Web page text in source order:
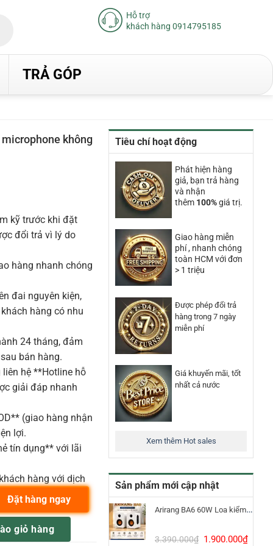
Hỗ trợ
khách hàng 0914795185
TRẢ GÓP
Tiêu chí hoạt động
Phát hiện hàng
giả, bạn trả hàng
và nhận
thêm 100%giá trị.
Giao hàng miễn
phí , nhanh chóng
toàn HCM với đơn
> 1 triệu
Được phép đổi trả
hàng trong 7 ngày
miễn phí
Giá khuyến mãi, tốt
nhất cả nước
Xem thêm Hot sales
Sản phẩm mới cập nhật
Arirang BA6 60W Loa kiểm âm Bluetooth 5.3
3.390.000₫ Giá
1.900.000₫Giá
không
kỹ trước khi đặt
đổi trả vì lý do
hàng nhanh chóng
đai nguyên kiện,
hàng có nhu
24 tháng, đảm
bán hàng.
hệ **Hotline hỗ
giải đáp nhanh
(giao hàng nhận
lợi.
tín dụng** với lãi
hàng với dịch
không dây 4U số lượng
giỏ hàng
Đặt hàng ngay